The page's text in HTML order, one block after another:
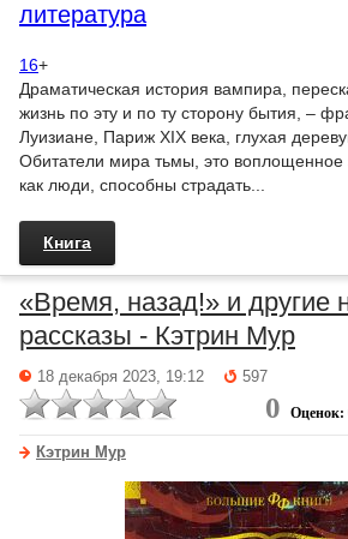
литература
16+
Драматическая история вампира,
жизнь по эту и по ту сторону бытия, –
Луизиане, Париж XIX века, глухая
Обитатели мира тьмы, это воплощенное
как люди, способны страдать...
Книга
«Время, назад!» и другие
рассказы - Кэтрин Мур
18 декабря 2023, 19:12 597
0 Оценок:
Кэтрин Мур